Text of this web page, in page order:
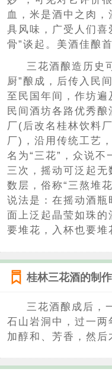
血，米是酒中之肉，
具风味，广受人们喜
骨”谈起。美酒佳酿
三花酒酿造历史
厨”酿成，后传入民
至民国年间，作坊
民间酒坊各路优秀
厂(后改名桂林饮料
厂)，沿用传统工艺
名为“三花”，众说不
三次，摇动可泛起无
数层，俗称“三熬堆
说法是：在摇动酒瓶
面上泛起晶莹如珠
要堆花，入杯也要堆
桂林三花酒的制
三花酒酿成后，
石山岩洞中，过一两
加醇和、芳香，然后